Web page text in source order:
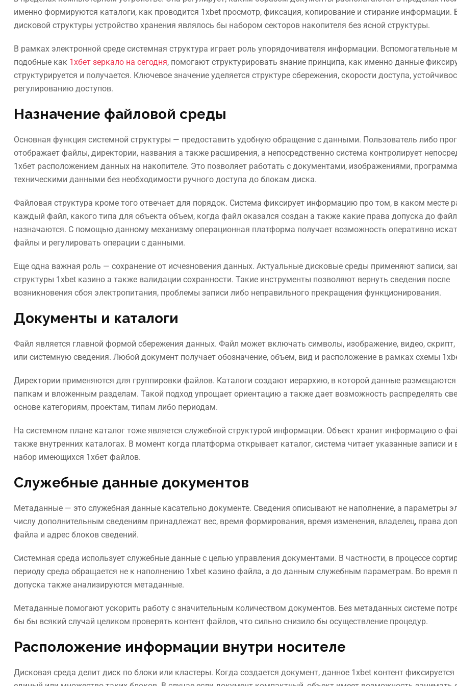
именно формируются каталоги, как проводится 1xbet просмотр, фиксация, копирование и стирание информации.
дисковой структуры устройство хранения являлось бы набором секторов накопителя без ясной структуры.
В рамках электронной среде системная структура играет роль упорядочивателя информации. Вспомогательные
подобные как 1хбет зеркало на сегодня, помогают структурировать знание принципа, как именно данные
структурируется и получается. Ключевое значение уделяется структуре сбережения, скорости доступа,
регулированию доступов.
Назначение файловой среды
Основная функция системной структуры — предоставить удобную обращение с данными. Пользователь либо
отображает файлы, директории, названия а также расширения, а непосредственно система контролирует
1хбет расположением данных на накопителе. Это позволяет работать с документами, изображениями,
техническими данными без необходимости ручного доступа до блокам диска.
Файловая структура кроме того отвечает для порядок. Система фиксирует информацию про том, в каком месте
каждый файл, какого типа для объекта объем, когда файл оказался создан а также какие права допуска до
назначаются. С помощью данному механизму операционная платформа получает возможность оперативно
файлы и регулировать операции с данными.
Еще одна важная роль — сохранение от исчезновения данных. Актуальные дисковые среды применяют записи,
структуры 1xbet казино а также валидации сохранности. Такие инструменты позволяют вернуть сведения после
возникновения сбоя электропитания, проблемы записи либо неправильного прекращения функционирования.
Документы и каталоги
Файл является главной формой сбережения данных. Файл может включать символы, изображение, видео, скрипт,
или системную сведения. Любой документ получает обозначение, объем, вид и расположение в рамках схемы
Директории применяются для группировки файлов. Каталоги создают иерархию, в которой данные размещаются
папкам и вложенным разделам. Такой подход упрощает ориентацию а также дает возможность распределять
основе категориям, проектам, типам либо периодам.
На системном плане каталог тоже является служебной структурой информации. Объект хранит информацию о
также внутренних каталогах. В момент когда платформа открывает каталог, система читает указанные записи и
набор имеющихся 1хбет файлов.
Служебные данные документов
Метаданные — это служебная данные касательно документе. Сведения описывают не наполнение, а параметры
числу дополнительным сведениям принадлежат вес, время формирования, время изменения, владелец, права
файла и адрес блоков сведений.
Системная среда использует служебные данные с целью управления документами. В частности, в процессе
периоду среда обращается не к наполнению 1xbet казино файла, а до данным служебным параметрам. Во время
допуска также анализируются метаданные.
Метаданные помогают ускорить работу с значительным количеством документов. Без метаданных системе
бы бы всякий случай целиком проверять контент файлов, что сильно снизило бы осуществление процедур.
Расположение информации внутри носителе
Дисковая среда делит диск по блоки или кластеры. Когда создается документ, данное 1xbet контент фиксируется